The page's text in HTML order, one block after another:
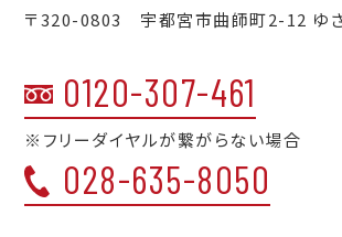
〒320-0803 宇都宮市曲師町2-12 ゆ
0120-307-461
※フリーダイヤルが繋がらない場合
028-635-8050